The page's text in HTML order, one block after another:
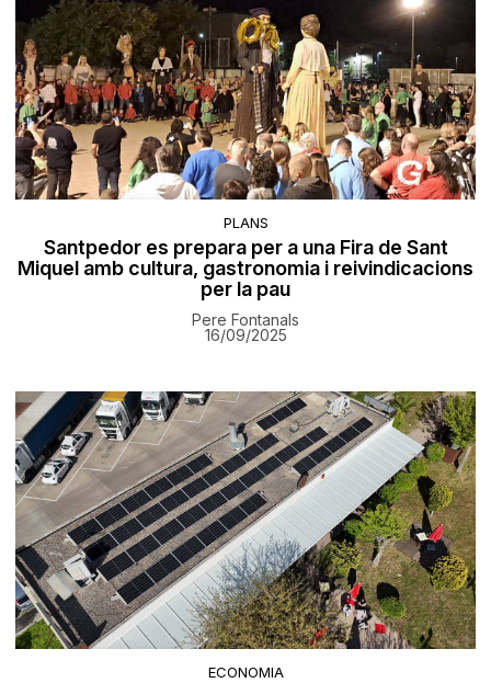
PLANS
Santpedor es prepara per a una Fira de Sant
Miquel amb cultura, gastronomia i reivindicacions
per la pau
Pere Fontanals
16/09/2025
ECONOMIA